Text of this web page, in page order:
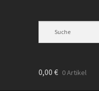
0,00 € 0 Artikel